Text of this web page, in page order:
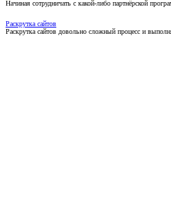
Начиная сотрудничать с какой-либо партнёрской
Раскрутка сайтов
Раскрутка сайтов довольно сложный процесс и